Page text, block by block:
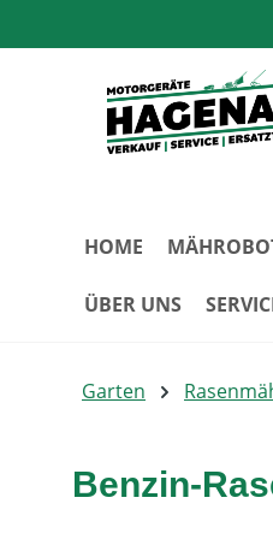
HOME
ÜBER UNS
Garten
Benzin-